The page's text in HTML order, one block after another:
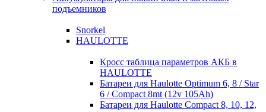
подъемников
Snorkel
HAULOTTE
Кросc таблица параметров АКБ в
HAULOTTE
Батареи для Haulotte Optimum 6, 8 / Star
6 / Compact 8mt (12v 105Ah)
Батареи для Haulotte Compact 8, 10, 12,